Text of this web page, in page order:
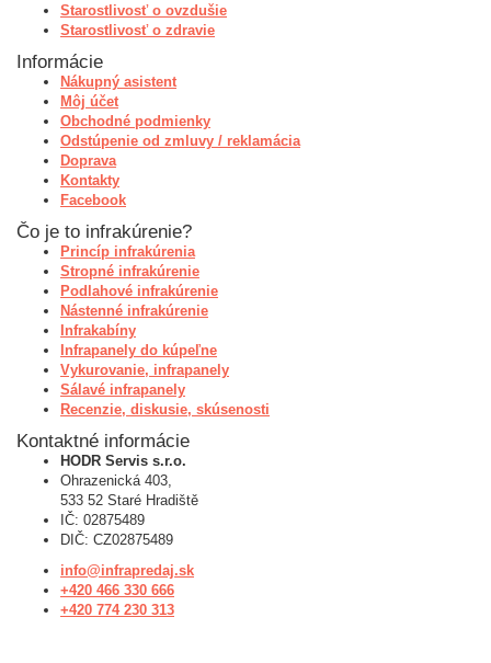
Starostlivosť o ovzdušie
Starostlivosť o zdravie
Informácie
Nákupný asistent
Môj účet
Obchodné podmienky
Odstúpenie od zmluvy / reklamácia
Doprava
Kontakty
Facebook
Čo je to infrakúrenie?
Princíp infrakúrenia
Stropné infrakúrenie
Podlahové infrakúrenie
Nástenné infrakúrenie
Infrakabíny
Infrapanely do kúpeľne
Vykurovanie, infrapanely
Sálavé infrapanely
Recenzie, diskusie, skúsenosti
Kontaktné informácie
HODR Servis s.r.o.
Ohrazenická 403,
533 52 Staré Hradiště
IČ: 02875489
DIČ: CZ02875489
info@infrapredaj.sk
+420 466 330 666
+420 774 230 313